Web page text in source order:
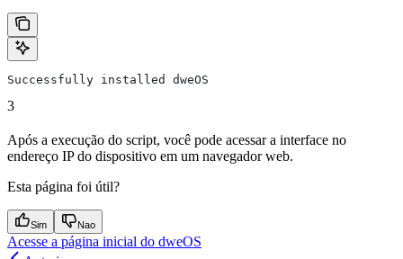
Successfully installed dweOS
3
Após a execução do script, você pode acessar a interface no
endereço IP do dispositivo em um navegador web.
Esta página foi útil?
Sim Nao
Acesse a página inicial do dweOS